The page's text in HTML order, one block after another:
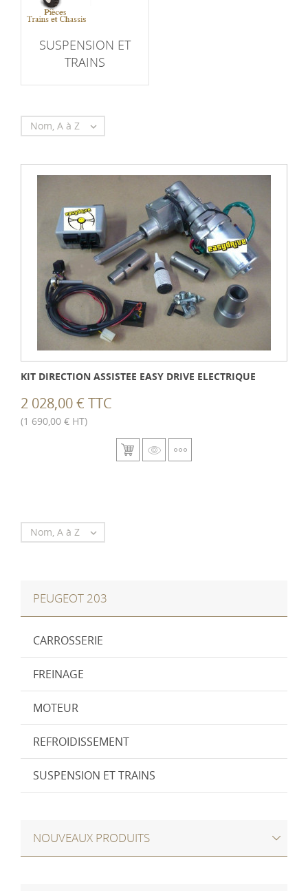
PEUGEOT 203
CARROSSERIE
FREINAGE
MOTEUR
REFROIDISSEMENT
SUSPENSION ET TRAINS
NOUVEAUX PRODUITS
SUSPENSION ET
TRAINS
Nom, A à Z 
KIT DIRECTION ASSISTEE EASY DRIVE ELECTRIQUE
2 028,00 € TTC
(1 690,00 € HT)
Nom, A à Z 